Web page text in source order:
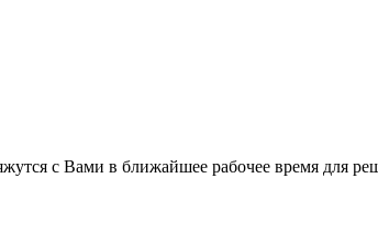
с Вами в ближайшее рабочее время для